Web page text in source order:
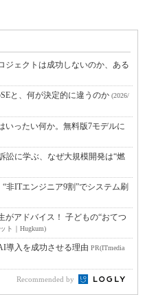
ジェクトは成功しないのか、ある
と、何が決定的に違うのか (2026/
いったい何か。無料版7モデルに
訟に学ぶ、なぜ大規模開発は“燃
非ITエンジニア9割”でシステム刷
がアドバイス！ 子どもの“おてつ
ト｜Hugkum)
入を成功させる理由 PR(ITmedia
Recommended by